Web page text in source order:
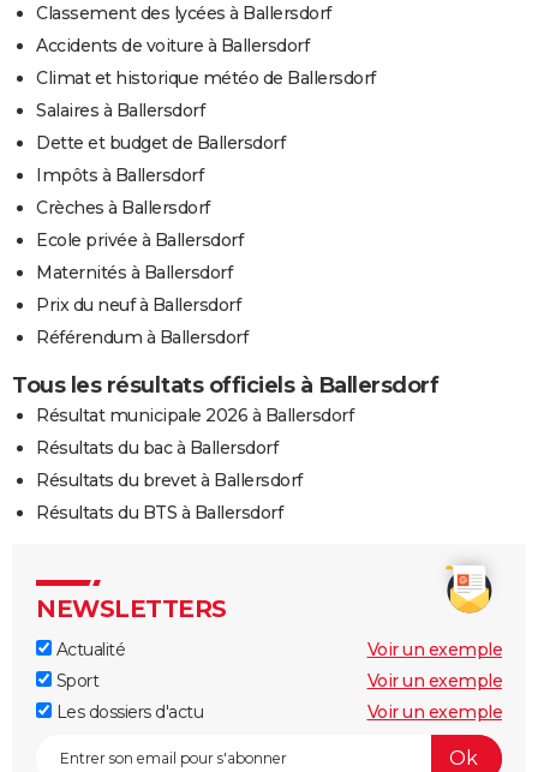
Classement des lycées à Ballersdorf
Accidents de voiture à Ballersdorf
Climat et historique météo de Ballersdorf
Salaires à Ballersdorf
Dette et budget de Ballersdorf
Impôts à Ballersdorf
Crèches à Ballersdorf
Ecole privée à Ballersdorf
Maternités à Ballersdorf
Prix du neuf à Ballersdorf
Référendum à Ballersdorf
Tous les résultats officiels à Ballersdorf
Résultat municipale 2026 à Ballersdorf
Résultats du bac à Ballersdorf
Résultats du brevet à Ballersdorf
Résultats du BTS à Ballersdorf
NEWSLETTERS
Actualité
Voir un exemple
Sport
Voir un exemple
Les dossiers d'actu
Voir un exemple